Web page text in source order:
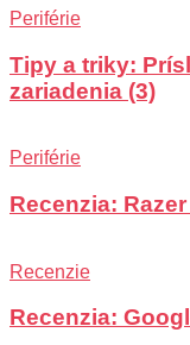
Periférie
Tipy a triky:
zariadenia (3)
Periférie
Recenzia:
Recenzie
Recenzia: